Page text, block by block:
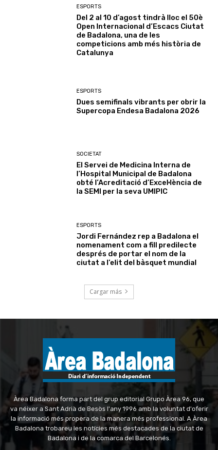
ESPORTS
Del 2 al 10 d’agost tindrà lloc el 50è
Open Internacional d’Escacs Ciutat
de Badalona, una de les
competicions amb més història de
Catalunya
ESPORTS
Dues semifinals vibrants per obrir la
Supercopa Endesa Badalona 2026
SOCIETAT
El Servei de Medicina Interna de
l’Hospital Municipal de Badalona
obté l’Acreditació d’Excel·lència de
la SEMI per la seva UMIPIC
ESPORTS
Jordi Fernández rep a Badalona el
nomenament com a fill predilecte
després de portar el nom de la
ciutat a l’elit del bàsquet mundial
Cargar más
Àrea Badalona forma part del grup editorial Grupo Àrea 96, que
va néixer a Sant Adrià de Besòs l'any 1996 amb la voluntat d'oferir
la informació més propera de la manera més professional. A Àrea
Badalona trobareu les notícies més destacades de la ciutat de
Badalona i de la comarca del Barcelonés.